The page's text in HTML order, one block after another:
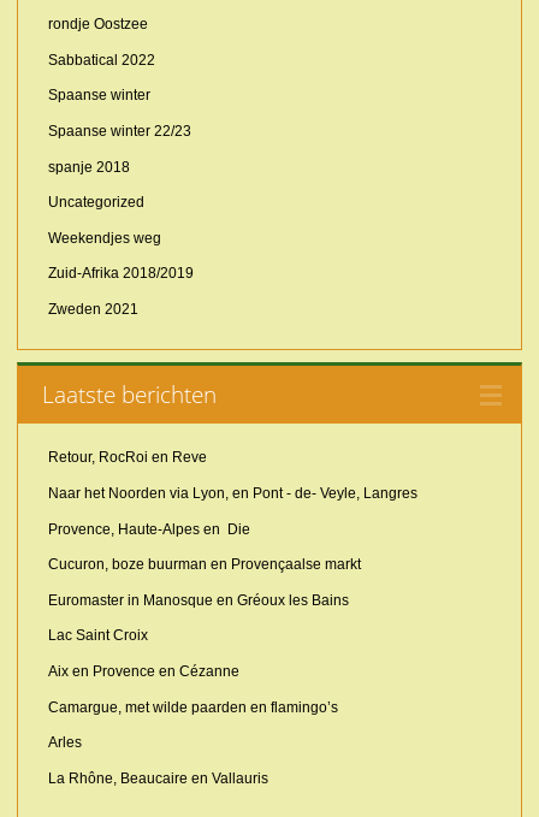
rondje Oostzee
Sabbatical 2022
Spaanse winter
Spaanse winter 22/23
spanje 2018
Uncategorized
Weekendjes weg
Zuid-Afrika 2018/2019
Zweden 2021
Laatste berichten
Retour, RocRoi en Reve
Naar het Noorden via Lyon, en Pont - de- Veyle, Langres
Provence, Haute-Alpes en Die
Cucuron, boze buurman en Provençaalse markt
Euromaster in Manosque en Gréoux les Bains
Lac Saint Croix
Aix en Provence en Cézanne
Camargue, met wilde paarden en flamingo’s
Arles
La Rhône, Beaucaire en Vallauris